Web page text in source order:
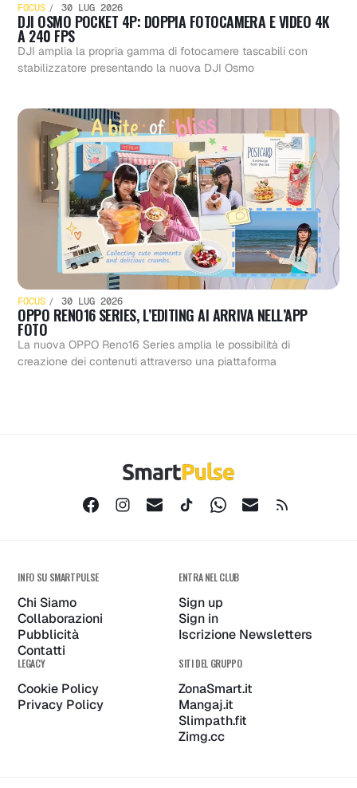
FOCUS 30 LUG 2026
DJI OSMO POCKET 4P: DOPPIA FOTOCAMERA E VIDEO 4K
A 240 FPS
DJI amplia la propria gamma di fotocamere tascabili con
stabilizzatore presentando la nuova DJI Osmo
FOCUS 30 LUG 2026
OPPO RENO16 SERIES, L’EDITING AI ARRIVA NELL’APP
FOTO
La nuova OPPO Reno16 Series amplia le possibilità di
creazione dei contenuti attraverso una piattaforma
INFO SU SMARTPULSE
Chi Siamo
Collaborazioni
Pubblicità
Contatti
ENTRA NEL CLUB
Sign up
Sign in
Iscrizione Newsletters
LEGACY
Cookie Policy
Privacy Policy
SITI DEL GRUPPO
ZonaSmart.it
Mangaj.it
Slimpath.fit
Zimg.cc